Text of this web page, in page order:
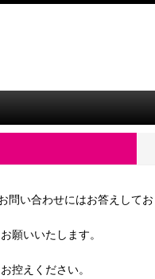
い合わせにはお答えしてお
願いいたします。
控えください。